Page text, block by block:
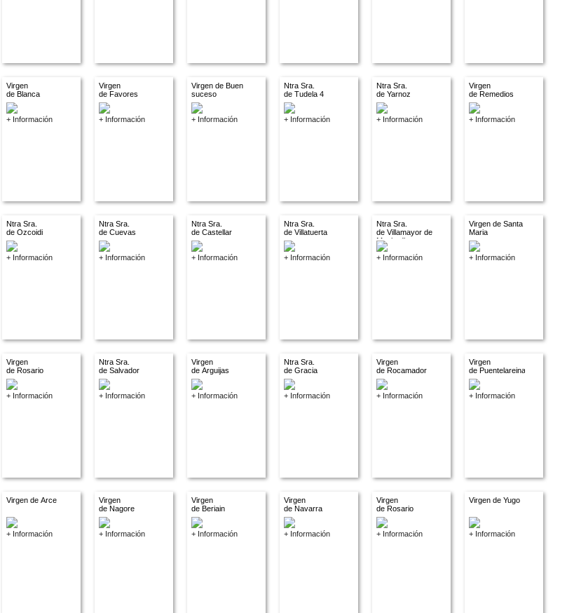
Virgen
de Blanca
+ Información
Virgen
de Favores
+ Información
Virgen de Buen
suceso
+ Información
Ntra Sra.
de Tudela 4
+ Información
Ntra Sra.
de Yarnoz
+ Información
Virgen
de Remedios
+ Información
Ntra Sra.
de Ozcoidi
+ Información
Ntra Sra.
de Cuevas
+ Información
Ntra Sra.
de Castellar
+ Información
Ntra Sra.
de Villatuerta
+ Información
Ntra Sra.
de Villamayor de
Monjardin
+ Información
Virgen de Santa
Maria
+ Información
Virgen
de Rosario
+ Información
Ntra Sra.
de Salvador
+ Información
Virgen
de Arguijas
+ Información
Ntra Sra.
de Gracia
+ Información
Virgen
de Rocamador
+ Información
Virgen
de Puentelareina
+ Información
Virgen de Arce
+ Información
Virgen
de Nagore
+ Información
Virgen
de Beriain
+ Información
Virgen
de Navarra
+ Información
Virgen
de Rosario
+ Información
Virgen de Yugo
+ Información